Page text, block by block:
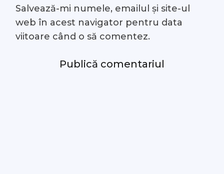
Salvează-mi numele, emailul și site-ul
web în acest navigator pentru data
viitoare când o să comentez.